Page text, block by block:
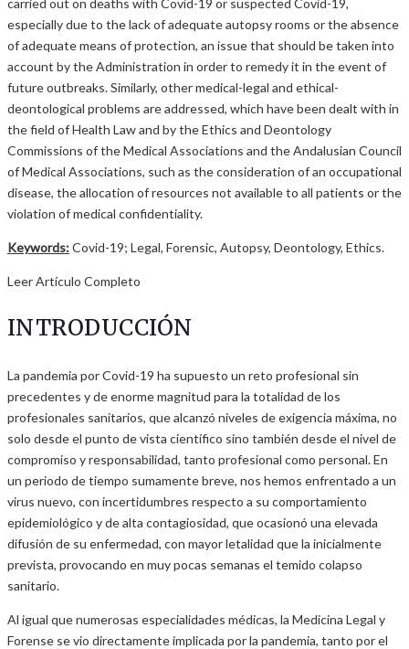
carried out on deaths with Covid-19 or suspected Covid-19,
especially due to the lack of adequate autopsy rooms or the absence
of adequate means of protection, an issue that should be taken into
account by the Administration in order to remedy it in the event of
future outbreaks. Similarly, other medical-legal and ethical-
deontological problems are addressed, which have been dealt with in
the field of Health Law and by the Ethics and Deontology
Commissions of the Medical Associations and the Andalusian Council
of Medical Associations, such as the consideration of an occupational
disease, the allocation of resources not available to all patients or the
violation of medical confidentiality.
Keywords:Covid-19; Legal, Forensic, Autopsy, Deontology, Ethics.
Leer Artículo Completo
INTRODUCCIÓN
La pandemia por Covid-19 ha supuesto un reto profesional sin
precedentes y de enorme magnitud para la totalidad de los
profesionales sanitarios, que alcanzó niveles de exigencia máxima, no
solo desde el punto de vista científico sino también desde el nivel de
compromiso y responsabilidad, tanto profesional como personal. En
un periodo de tiempo sumamente breve, nos hemos enfrentado a un
virus nuevo, con incertidumbres respecto a su comportamiento
epidemiológico y de alta contagiosidad, que ocasionó una elevada
difusión de su enfermedad, con mayor letalidad que la inicialmente
prevista, provocando en muy pocas semanas el temido colapso
sanitario.
Al igual que numerosas especialidades médicas, la Medicina Legal y
Forense se vio directamente implicada por la pandemia, tanto por el